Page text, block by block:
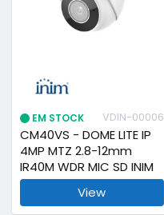
EM STOCK VDIN-00006
CM40VS - DOME LITE IP
4MP MTZ 2.8-12mm
IR40M WDR MIC SD INIM
View